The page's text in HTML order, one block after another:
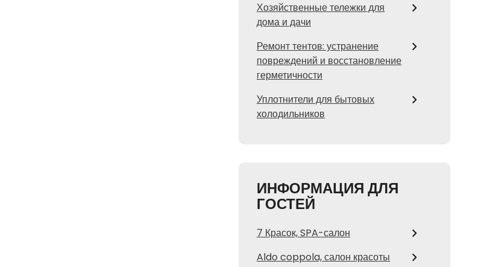
Хозяйственные тележки для
дома и дачи
Ремонт тентов: устранение
повреждений и восстановление
герметичности
Уплотнители для бытовых
холодильников
ИНФОРМАЦИЯ ДЛЯ
ГОСТЕЙ
7 Красок, SPA-салон
Aldo coppola, салон красоты